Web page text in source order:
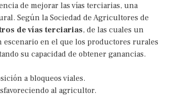
de mejorar las vías terciarias, una
Según la Sociedad de Agricultores de
de vías terciarias, de las cuales un
escenario en el que los productores rurales
su capacidad de obtener ganancias.
a bloqueos viales.
al agricultor.